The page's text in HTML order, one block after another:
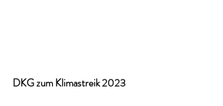
DKG zum Klimastreik 2023